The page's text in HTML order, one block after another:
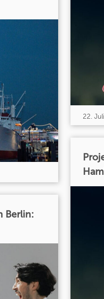
Berlin:
22.